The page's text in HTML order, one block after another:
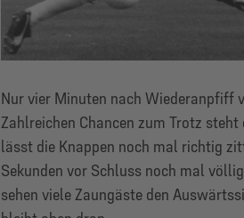
Nur vier Minuten nach Wiederanpfiff
Zahlreichen Chancen zum Trotz
lässt die Knappen noch mal richtig
Sekunden vor Schluss noch mal
sehen viele Zaungäste den